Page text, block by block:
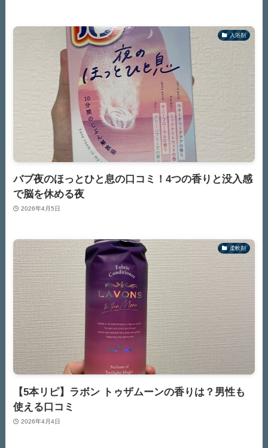
入浴剤
バブ夜のほっとひと息の口コミ！4つの香りと没入感
で脳を休める夜
2026年4月5日
柔軟剤
【5本リピ】ラボン トゥザムーンの香りは？男性も
使える口コミ
2026年4月4日